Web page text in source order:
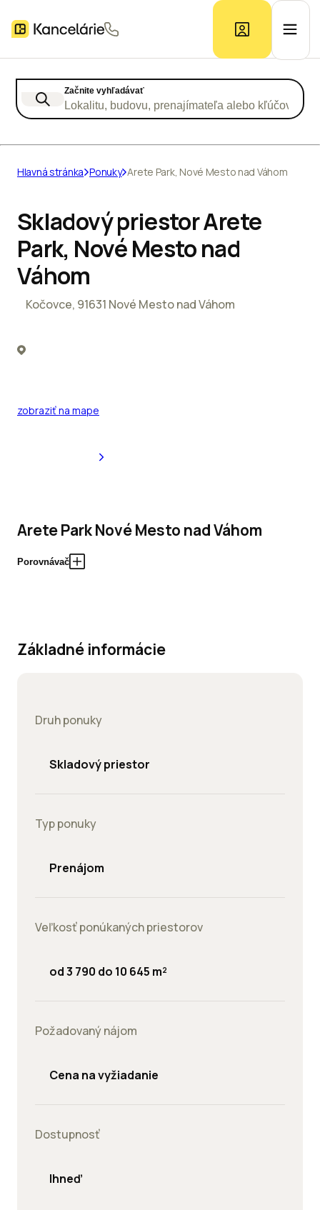
Prieskum trhu
Inzerát
Začnite vyhľadávať
Lokalitu, budovu, prenajímateľa alebo kľúčové
Hlavná stránka Ponuky Arete Park, Nové Mesto nad Váhom
Skladový priestor Arete
Park, Nové Mesto nad
Váhom
Kočovce, 91631 Nové Mesto nad Váhom
zobraziť na mape
Arete Park Nové Mesto nad Váhom
Porovnávač
Základné informácie
Druh ponuky
Skladový priestor
Typ ponuky
Prenájom
Veľkosť ponúkaných priestorov
od 3 790 do 10 645 m²
Požadovaný nájom
Cena na vyžiadanie
Dostupnosť
Ihneď